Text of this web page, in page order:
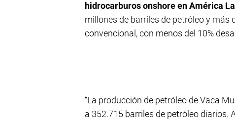
hidrocarburos onshore en América
millones de barriles de petróleo y más
convencional, con menos del 10%
“La producción de petróleo de Vaca
a 352.715 barriles de petróleo diarios.